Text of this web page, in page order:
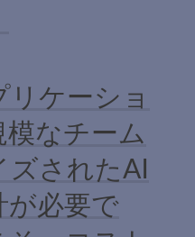
ケーショ
なチーム
ズされたAI
が必要で